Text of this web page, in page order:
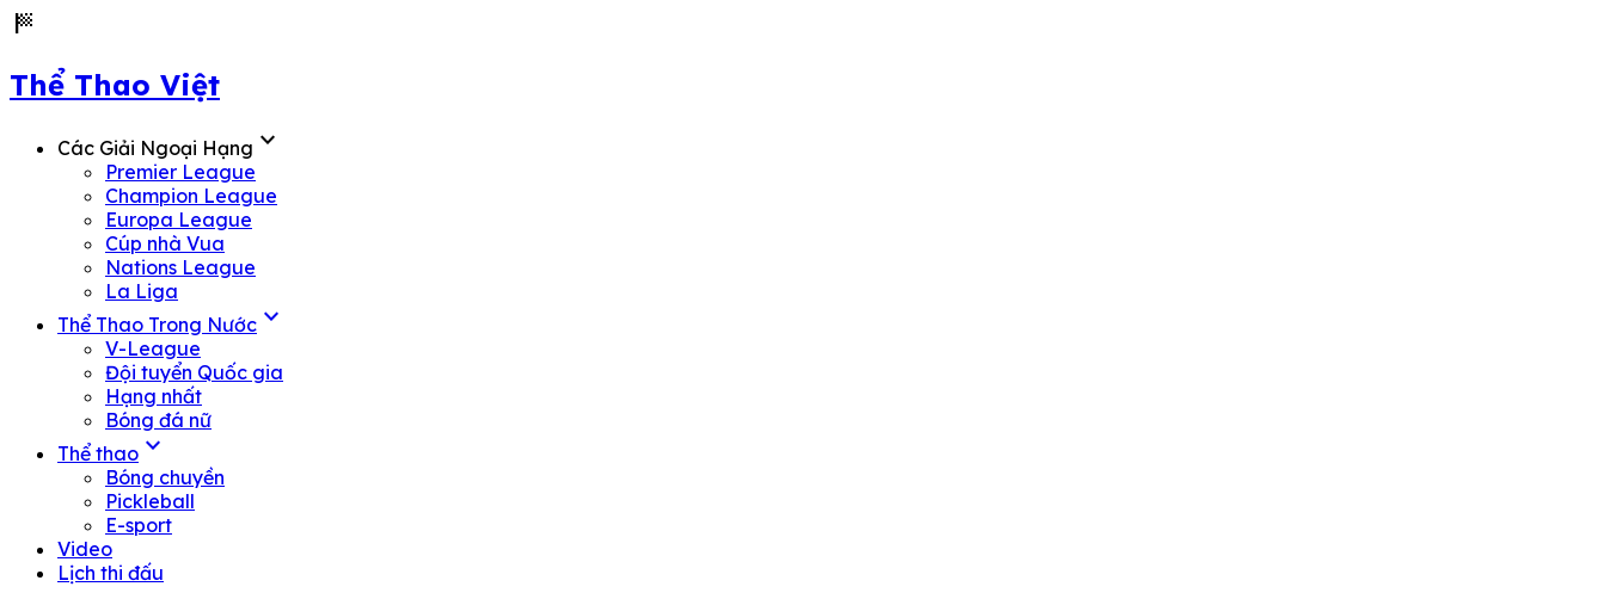
sports_score
Thể Thao Việt
Các Giải Ngoại Hạng expand_more
Premier League
Champion League
Europa League
Cúp nhà Vua
Nations League
La Liga
Thể Thao Trong Nước expand_more
V-League
Đội tuyển Quốc gia
Hạng nhất
Bóng đá nữ
Thể thao expand_more
Bóng chuyền
Pickleball
E-sport
Video
Lịch thi đấu